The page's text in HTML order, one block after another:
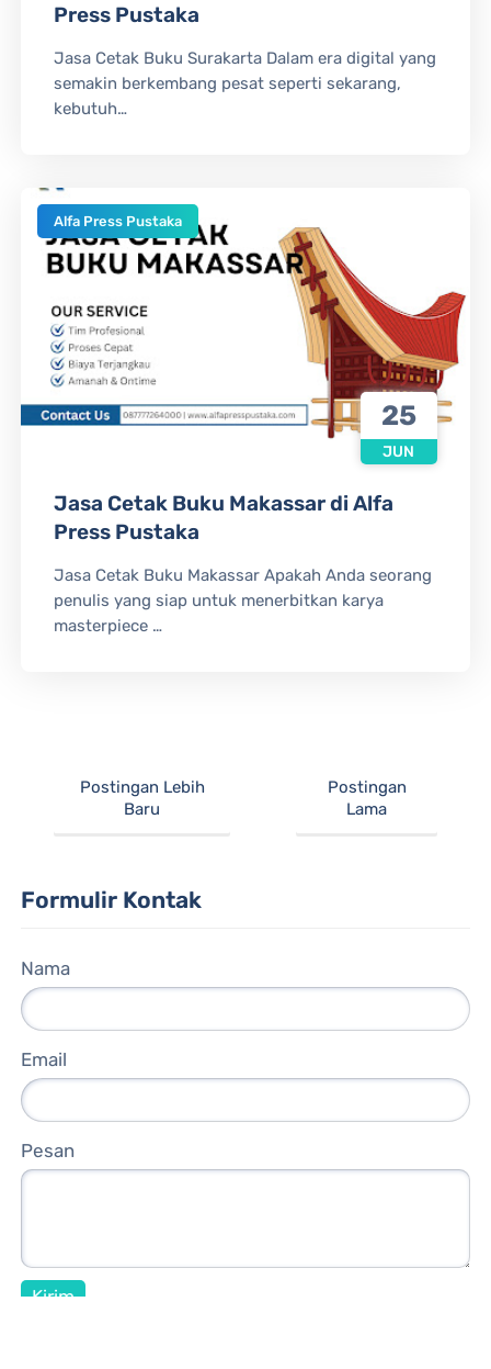
Press Pustaka
Jasa Cetak Buku Surakarta Dalam era digital yang
semakin berkembang pesat seperti sekarang,
kebutuh…
Alfa Press Pustaka
25
JUN
Jasa Cetak Buku Makassar di Alfa
Press Pustaka
Jasa Cetak Buku Makassar Apakah Anda seorang
penulis yang siap untuk menerbitkan karya
masterpiece …
Postingan Lebih
Baru
Postingan
Lama
Formulir Kontak
Nama
Email
Pesan